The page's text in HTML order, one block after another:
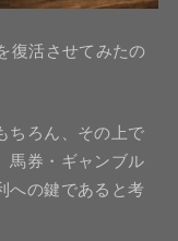
復活させてみたの
ちろん、その上で
馬券・ギャンブル
への鍵であると考